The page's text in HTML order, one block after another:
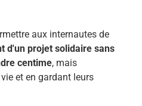
aux internautes de
d'un projet solidaire sans
centime, mais
et en gardant leurs